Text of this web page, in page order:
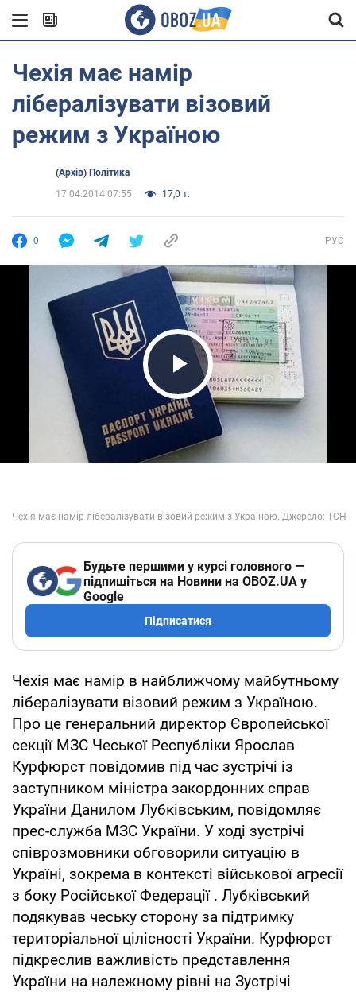
Чехія має намір
лібералізувати візовий
режим з Україною
(Архів) Політика
17.04.2014 07:55
17,0 т.
0 РУС
Play Video
Будьте першими у курсі головного —
підпишіться на Новини на OBOZ.UA у
Google
Підписатися
Чехія має намір в найближчому майбутньому
лібералізувати візовий режим з Україною.
Про це генеральний директор Європейської
секції МЗС Чеської Республіки Ярослав
Курфюрст повідомив під час зустрічі із
заступником міністра закордонних справ
України Данилом Лубківським, повідомляє
прес-служба МЗС України. У ході зустрічі
співрозмовники обговорили ситуацію в
Україні, зокрема в контексті військової агресії
з боку Російської Федерації . Лубківський
подякував чеську сторону за підтримку
територіальної цілісності України. Курфюрст
підкреслив важливість представлення
України на належному рівні на Зустрічі